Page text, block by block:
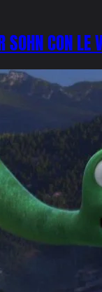
CON